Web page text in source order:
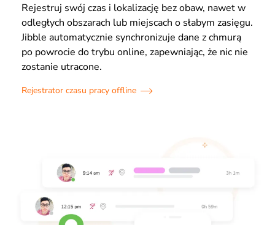
Rejestruj swój czas i lokalizację bez obaw, nawet w
odległych obszarach lub miejscach o słabym zasięgu.
Jibble automatycznie synchronizuje dane z chmurą
po powrocie do trybu online, zapewniając, że nic nie
zostanie utracone.
Rejestrator czasu pracy offline